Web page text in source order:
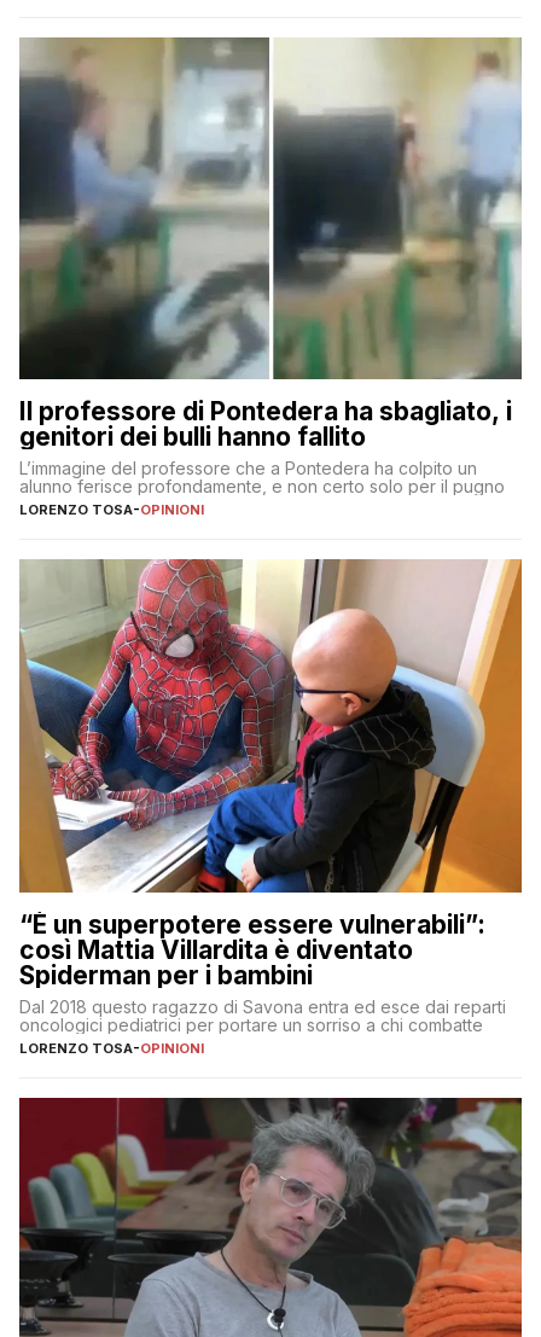
Il professore di Pontedera ha sbagliato, i
genitori dei bulli hanno fallito
L’immagine del professore che a Pontedera ha colpito un
alunno ferisce profondamente, e non certo solo per il pugno
LORENZO TOSA-OPINIONI
“È un superpotere essere vulnerabili”:
così Mattia Villardita è diventato
Spiderman per i bambini
Dal 2018 questo ragazzo di Savona entra ed esce dai reparti
oncologici pediatrici per portare un sorriso a chi combatte
LORENZO TOSA-OPINIONI